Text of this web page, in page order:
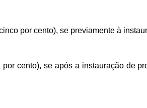
por cento), se previamente à
por cento), se após a instauração de